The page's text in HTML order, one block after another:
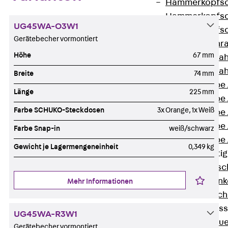
Zahnschraube
Zahnschraube
Zahnschraube
Zahnschraube
Zahnschraube
UG45WA-O3W1
Gerätebecher vormontiert
Höhe 67 mm
Breite 74 mm
Länge 225 mm
Farbe SCHUKO-Steckdosen 3x Orange, 1x Weiß
Farbe Snap-in weiß/schwarz
Gewicht je Lagermengeneinheit 0,349 kg
Mehr Informationen
UG45WA-R3W1